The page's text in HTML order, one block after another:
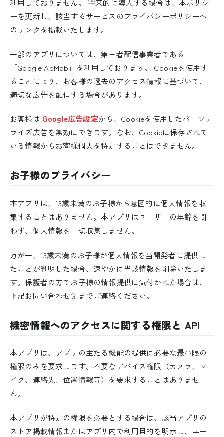
利用しておりません。 将来的に導入する場合は、本ポリシ
ーを更新し、該当するサービスのプライバシーポリシーへ
のリンクを掲載いたします。
一部のアプリについては、第三者配信事業者である
「Google AdMob」を利用しております。 Cookieを使用す
ることにより、お客様の過去のアクセス情報に基づいて、
適切な広告を配信する場合があります。
お客様は Google広告設定から、Cookieを使用したパーソナ
ライズ広告を無効にできます。なお、Cookieに保存されて
いる情報からお客様個人を特定することはできません。
お子様のプライバシー
本アプリは、13歳未満のお子様から意図的に個人情報を収
集することはありません。本アプリはユーザーの年齢を問
わず、個人情報を一切収集しません。
万が一、13歳未満のお子様が個人情報を当開発者に提供し
たことが判明した場合、速やかに当該情報を削除いたしま
す。保護者の方でお子様の情報提供に気付かれた場合は、
下記お問い合わせ先までご連絡ください。
機密情報へのアクセスに関する権限と API
本アプリは、アプリの主たる機能の提供に必要な最小限の
権限のみを要求します。不要なデバイス権限（カメラ、マ
イク、連絡先、位置情報等）を要求することはありませ
ん。
本アプリが特定の権限を必要とする場合は、該当アプリの
ストア掲載情報またはアプリ内で利用目的を明示し、ユー